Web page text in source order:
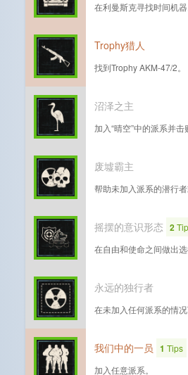
在利曼斯克寻找时间机器
Trophy猎人
找到Trophy AKM-47/2。
沼泽之主
加入“晴空”中的派系并击
废墟霸主
帮助未加入派系的潜行
摇摆的意识形态 2
在自由和使命之间做出
永远的独行者
在未加入任何派系的情况
我们中的一员 1 Tips
加入任意派系。